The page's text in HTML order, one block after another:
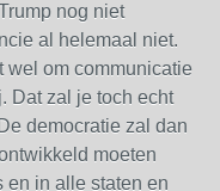
nog niet
al helemaal niet.
wel om communicatie
Dat zal je toch echt
democratie zal dan
moeten
en in alle staten en